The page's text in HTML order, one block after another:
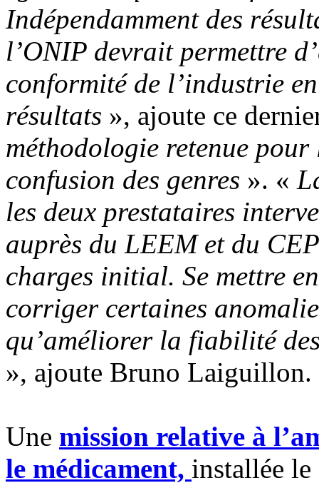
Indépendamment des
l’ONIP devrait permettre
conformité de l’industrie
résultats », ajoute ce
méthodologie retenue
confusion des genres ». «
les deux prestataires
auprès du LEEM et du
charges initial. Se mettre
corriger certaines
qu’améliorer la fiabilité
», ajoute Bruno Laiguillon.
Une mission relative à
le médicament, installée le